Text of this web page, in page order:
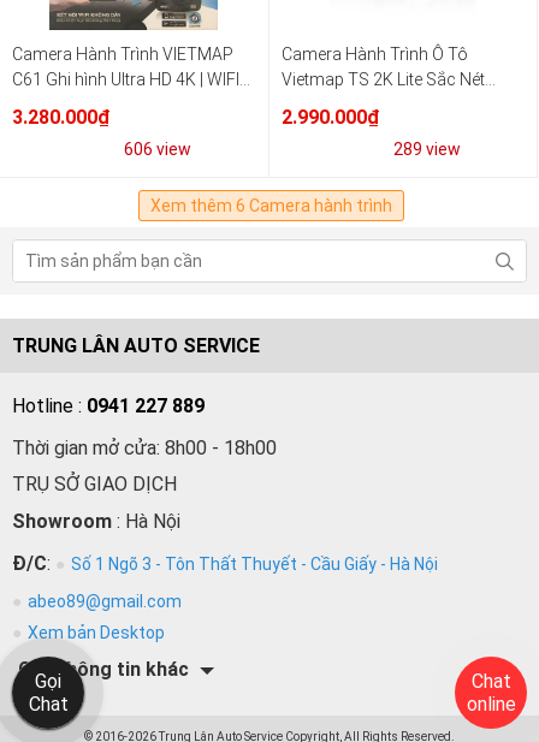
Camera Hành Trình VIETMAP
C61 Ghi hình Ultra HD 4K | WIFI
3.280.000₫
606 view
Camera Hành Trình Ô Tô
Vietmap TS 2K Lite Sắc Nét
2.990.000₫
289 view
Xem thêm 6 Camera hành trình
TRUNG LÂN AUTO SERVICE
Hotline : 0941 227 889
Thời gian mở cửa: 8h00 - 18h00
TRỤ SỞ GIAO DỊCH
Showroom : Hà Nội
Đ/C:
Số 1 Ngõ 3 - Tôn Thất Thuyết - Cầu Giấy - Hà Nội
abeo89@gmail.com
Xem bản Desktop
Các thông tin khác
© 2016-2026 Trung Lân Auto Service Copyright, All Rights Reserved.
Gọi
Chat
Chat
online